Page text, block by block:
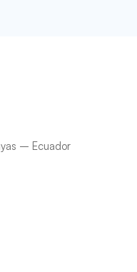
– Ecuador